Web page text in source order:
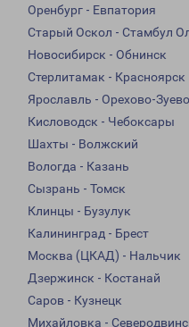
Оренбург - Евпатория
Старый Оскол - Стамбул
Новосибирск - Обнинск
Стерлитамак - Красноярск
Ярославль - Орехово-Зуево
Кисловодск - Чебоксары
Шахты - Волжский
Вологда - Казань
Сызрань - Томск
Клинцы - Бузулук
Калининград - Брест
Москва (ЦКАД) - Нальчик
Дзержинск - Костанай
Саров - Кузнецк
Михайловка -